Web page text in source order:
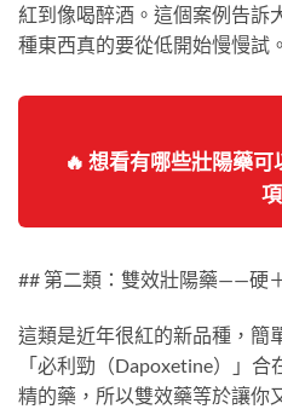
紅到像喝醉酒。這個案例告訴
種東西真的要從低開始慢慢試。
🔥 想看有哪些壯陽藥
項
## 第二類：雙效壯陽藥——硬
這類是近年很紅的新品種，簡
「必利勁（Dapoxetine）」
精的藥，所以雙效藥等於讓你